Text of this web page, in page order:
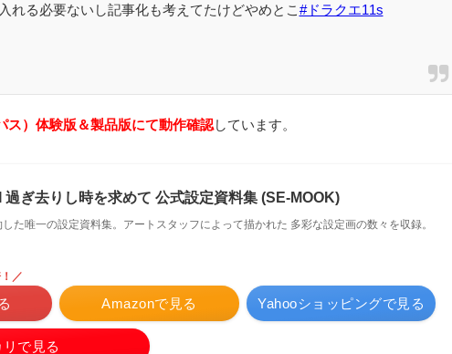
れる必要ないし記事化も考えてたけどやめとこ #ドラクエ11s
ス）体験版＆製品版にて動作確認 しています。
過ぎ去りし時を求めて 公式設定資料集 (SE-MOOK)
た唯一の設定資料集。アートスタッフによって描かれた 多彩な設定画の数々を収録。
Amazonで見る
／
Yahooショッピングで見る
リで見る